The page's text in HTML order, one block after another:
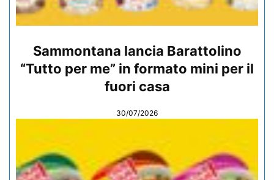
Sammontana lancia Barattolino
“Tutto per me” in formato mini per il
fuori casa
30/07/2026